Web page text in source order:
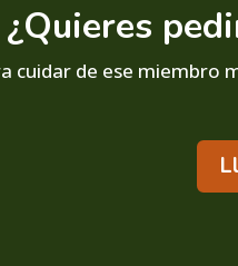
¿Quieres
cuidar de ese miembro